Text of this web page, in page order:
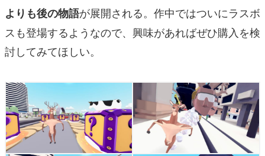
よりも後の物語が展開される。作中ではついにラスボ
スも登場するようなので、興味があればぜひ購入を検
討してみてほしい。